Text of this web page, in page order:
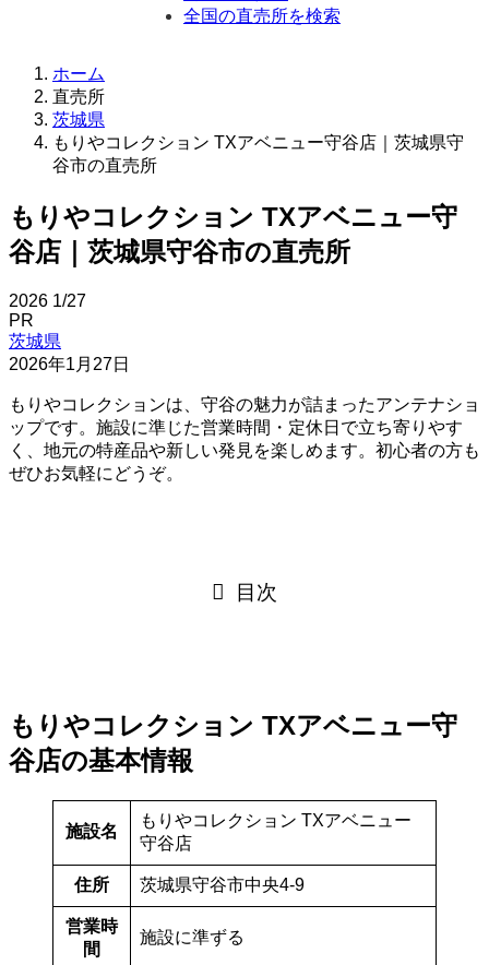
全国の直売所を検索
ホーム
直売所
茨城県
もりやコレクション TXアベニュー守谷店｜茨城県守
谷市の直売所
もりやコレクション TXアベニュー守
谷店｜茨城県守谷市の直売所
2026 1/27
PR
茨城県
2026年1月27日
もりやコレクションは、守谷の魅力が詰まったアンテナショ
ップです。施設に準じた営業時間・定休日で立ち寄りやす
く、地元の特産品や新しい発見を楽しめます。初心者の方も
ぜひお気軽にどうぞ。
目次
もりやコレクション TXアベニュー守
谷店の基本情報
施設名
もりやコレクション TXアベニュー
守谷店
住所 茨城県守谷市中央4-9
営業時
間
施設に準ずる